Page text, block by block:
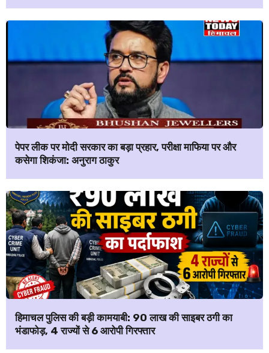
पेपर लीक पर मोदी सरकार का बड़ा प्रहार, परीक्षा माफिया पर और
कसेगा शिकंजा: अनुराग ठाकुर
हिमाचल पुलिस की बड़ी कामयाबी: ₹90 लाख की साइबर ठगी का
भंडाफोड़, 4 राज्यों से 6 आरोपी गिरफ्तार